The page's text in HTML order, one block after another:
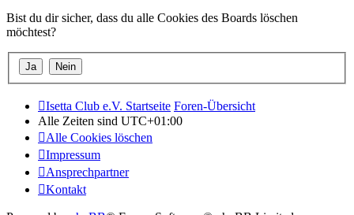
Bist du dir sicher, dass du alle Cookies des Boards löschen
möchtest?
Isetta Club e.V. Startseite Foren-Übersicht
Alle Zeiten sind UTC+01:00
Alle Cookies löschen
Impressum
Ansprechpartner
Kontakt